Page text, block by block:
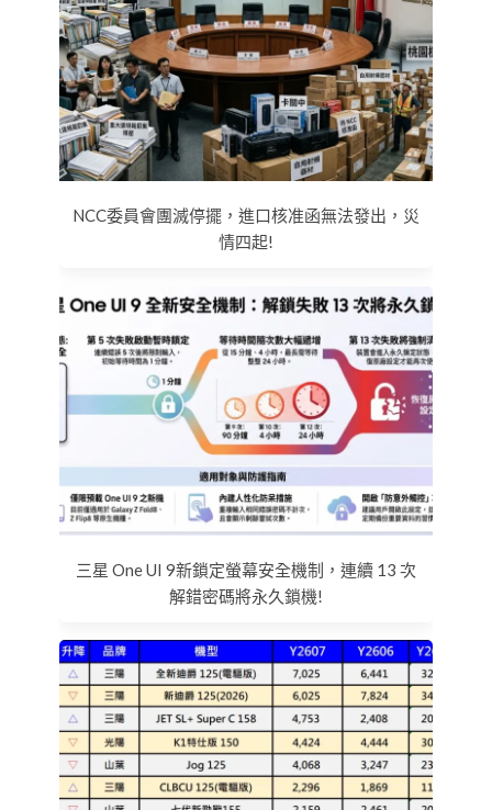
NCC委員會團滅停擺，進口核准函無法發出，災
情四起!
三星 One UI 9新鎖定螢幕安全機制，連續 13 次
解錯密碼將永久鎖機!